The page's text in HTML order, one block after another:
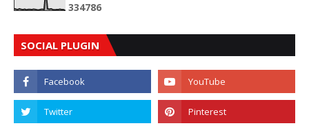
334786
SOCIAL PLUGIN